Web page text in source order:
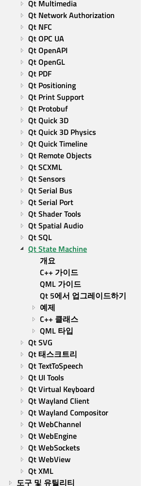
Qt Multimedia
Qt Network Authorization
Qt NFC
Qt OPC UA
Qt OpenAPI
Qt OpenGL
Qt PDF
Qt Positioning
Qt Print Support
Qt Protobuf
Qt Quick 3D
Qt Quick 3D Physics
Qt Quick Timeline
Qt Remote Objects
Qt SCXML
Qt Sensors
Qt Serial Bus
Qt Serial Port
Qt Shader Tools
Qt Spatial Audio
Qt SQL
Qt State Machine
개요
C++ 가이드
QML 가이드
Qt 5에서 업그레이드하기
예제
C++ 클래스
QML 타입
Qt SVG
Qt 태스크트리
Qt TextToSpeech
Qt UI Tools
Qt Virtual Keyboard
Qt Wayland Client
Qt Wayland Compositor
Qt WebChannel
Qt WebEngine
Qt WebSockets
Qt WebView
Qt XML
도구 및 유틸리티